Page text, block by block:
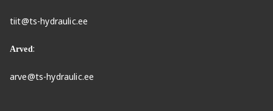
tiit@ts-hydraulic.ee
Arved :
arve@ts-hydraulic.ee